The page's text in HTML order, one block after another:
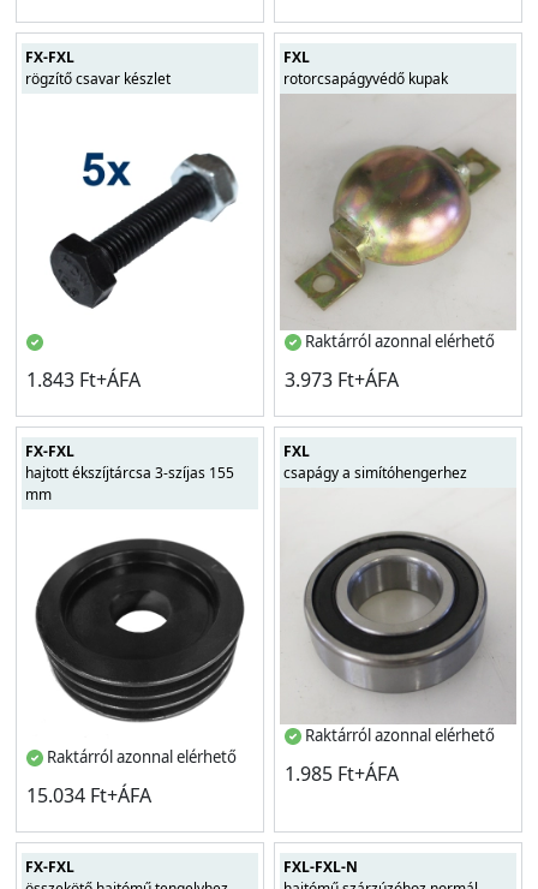
FX-FXL
rögzítő csavar készlet
1.843 Ft+ÁFA
FXL
rotorcsapágyvédő kupak
Raktárról azonnal elérhető
3.973 Ft+ÁFA
FX-FXL
hajtott ékszíjtárcsa 3-szíjas 155
mm
Raktárról azonnal elérhető
15.034 Ft+ÁFA
FXL
csapágy a simítóhengerhez
Raktárról azonnal elérhető
1.985 Ft+ÁFA
FX-FXL
FXL-FXL-N